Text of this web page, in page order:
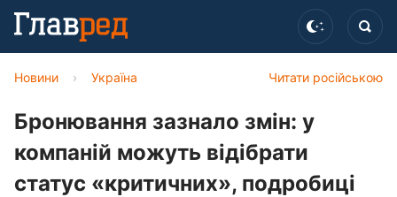
Читати російською
Новини › Україна
Бронювання зазнало змін: у
компаній можуть відібрати
статус «критичних», подробиці